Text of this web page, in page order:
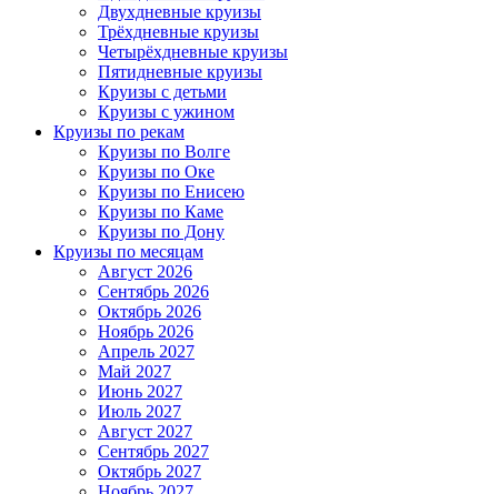
Двухдневные круизы
Трёхдневные круизы
Четырёхдневные круизы
Пятидневные круизы
Круизы с детьми
Круизы с ужином
Круизы по рекам
Круизы по Волге
Круизы по Оке
Круизы по Енисею
Круизы по Каме
Круизы по Дону
Круизы по месяцам
Август 2026
Сентябрь 2026
Октябрь 2026
Ноябрь 2026
Апрель 2027
Май 2027
Июнь 2027
Июль 2027
Август 2027
Сентябрь 2027
Октябрь 2027